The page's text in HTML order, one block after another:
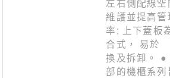
左右側配線空
維護並提高管
率; 上下蓋板
合式， 易於
換及拆卸。 ●
部的機櫃系列